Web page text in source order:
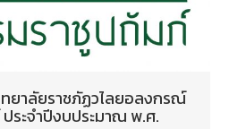
ยาลัยราชภัฏวไลยอลงกรณ์
ระจำปีงบประมาณ พ.ศ.